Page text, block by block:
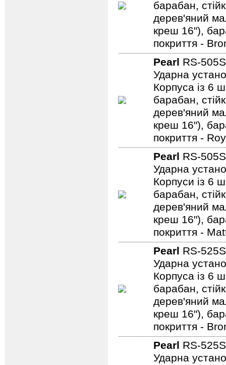
барабан,
дерев'яний
креш 16"),
покриття -
Pearl RS-
Ударна
Корпуса із 6
барабан,
дерев'яний
креш 16"),
покриття -
Pearl RS-
Ударна
Корпуси із 6
барабан,
дерев'яний
креш 16"),
покриття -
Pearl RS-
Ударна
Корпуса із 6
барабан,
дерев'яний
креш 16"),
покриття -
Pearl RS-
Ударна